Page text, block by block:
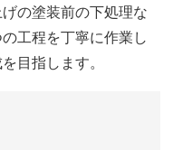
08:27
の塗装前の下処理な
工程を丁寧に作業し
目指します。